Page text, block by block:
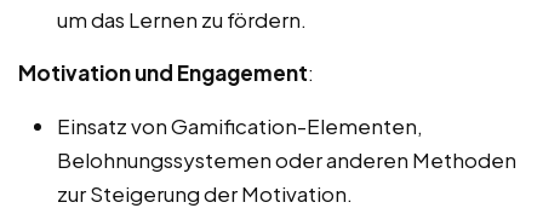
um das Lernen zu fördern.
Motivation und Engagement:
Einsatz von Gamification-Elementen,
Belohnungssystemen oder anderen Methoden
zur Steigerung der Motivation.